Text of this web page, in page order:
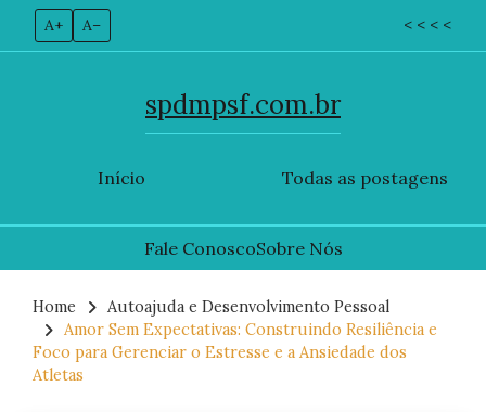
A+ A– < < < <
Início
spdmpsf.com.br
Todas as postagens
Fale ConoscoSobre Nós
content
Home
Autoajuda e Desenvolvimento Pessoal
Amor Sem Expectativas: Construindo Resiliência e
Foco para Gerenciar o Estresse e a Ansiedade dos
Atletas